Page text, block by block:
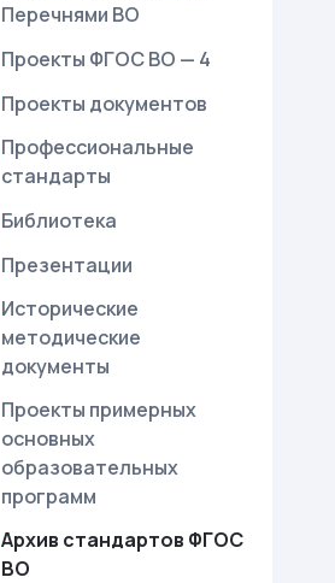
Перечнями ВО
Проекты ФГОС ВО — 4
Проекты документов
Профессиональные
стандарты
Библиотека
Презентации
Исторические
методические
документы
Проекты примерных
основных
образовательных
программ
Архив стандартов ФГОС
ВО